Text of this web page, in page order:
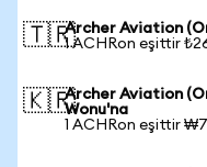
🇹🇷Archer Aviation
1 ACHRon eşittir
🇰🇷Archer Aviation
Wonu'na
1 ACHRon eşittir